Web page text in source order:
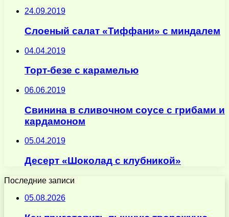
24.09.2019
Слоеный салат «Тиффани» с миндалем
04.04.2019
Торт-безе с карамелью
06.06.2019
Свинина в сливочном соусе с грибами и
кардамоном
05.04.2019
Десерт «Шоколад с клубникой»
Последние записи
05.08.2026